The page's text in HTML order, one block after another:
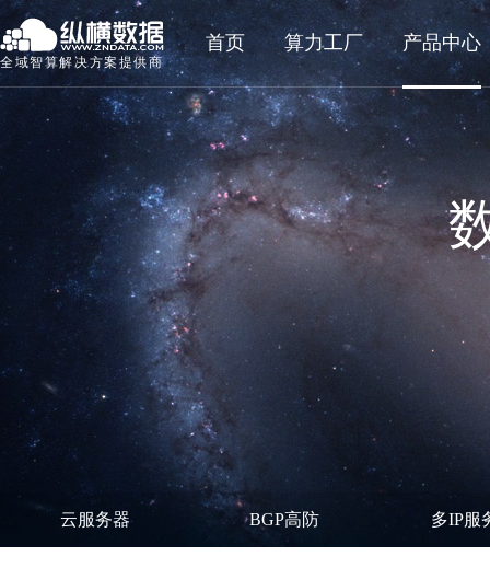
全域智算解决方案提供商
首页 算力工厂 产品中心
云服务器 BGP高防 多IP服